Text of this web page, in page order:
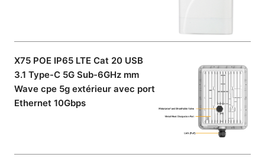
X75 POE IP65 LTE Cat 20 USB
3.1 Type-C 5G Sub-6GHz mm
Wave cpe 5g extérieur avec port
Ethernet 10Gbps